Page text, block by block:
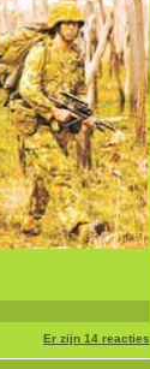
Er zijn 14 reacties